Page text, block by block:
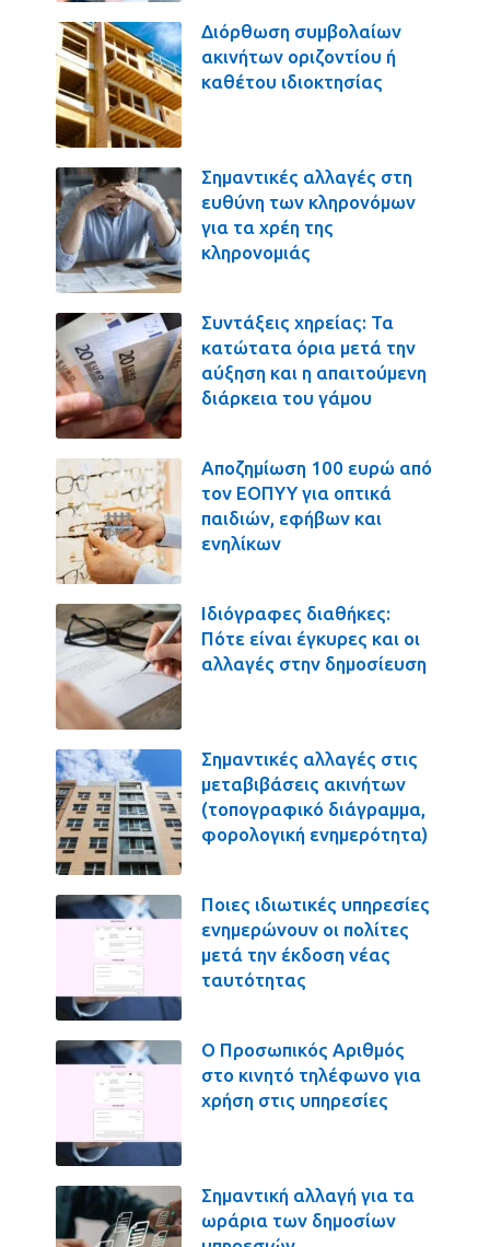
Διόρθωση συμβολαίων
ακινήτων οριζοντίου ή
καθέτου ιδιοκτησίας
Σημαντικές αλλαγές στη
ευθύνη των κληρονόμων
για τα χρέη της
κληρονομιάς
Συντάξεις χηρείας: Τα
κατώτατα όρια μετά την
αύξηση και η απαιτούμενη
διάρκεια του γάμου
Αποζημίωση 100 ευρώ από
τον ΕΟΠΥΥ για οπτικά
παιδιών, εφήβων και
ενηλίκων
Ιδιόγραφες διαθήκες:
Πότε είναι έγκυρες και οι
αλλαγές στην δημοσίευση
Σημαντικές αλλαγές στις
μεταβιβάσεις ακινήτων
(τοπογραφικό διάγραμμα,
φορολογική ενημερότητα)
Ποιες ιδιωτικές υπηρεσίες
ενημερώνουν οι πολίτες
μετά την έκδοση νέας
ταυτότητας
Ο Προσωπικός Αριθμός
στο κινητό τηλέφωνο για
χρήση στις υπηρεσίες
Σημαντική αλλαγή για τα
ωράρια των δημοσίων